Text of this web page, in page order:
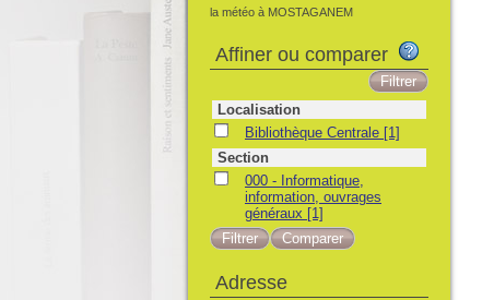
la météo à MOSTAGANEM
Affiner ou comparer
Localisation
Bibliothèque Centrale [1]
Section
000 - Informatique,
information, ouvrages
généraux [1]
Adresse